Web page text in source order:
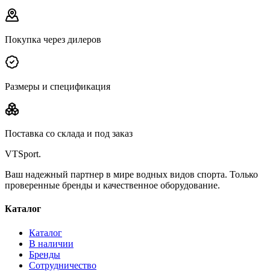
Покупка через дилеров
Размеры и спецификация
Поставка со склада и под заказ
VTSport.
Ваш надежный партнер в мире водных видов спорта. Только
проверенные бренды и качественное оборудование.
Каталог
Каталог
В наличии
Бренды
Сотрудничество